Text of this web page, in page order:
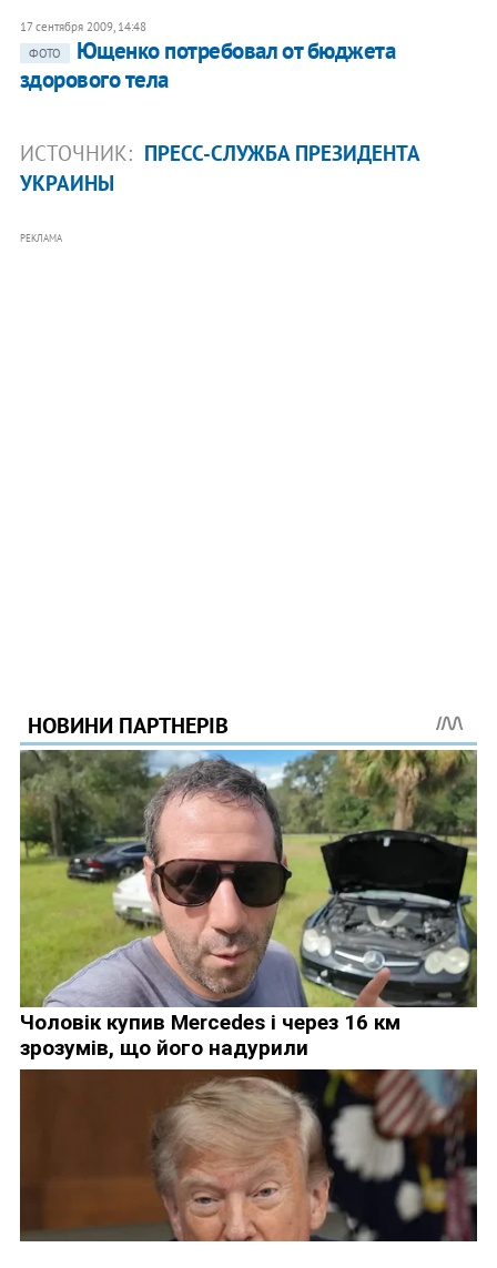
17 сентября 2009, 14:48
ФОТО
Ющенко потребовал от бюджета
здорового тела
ИСТОЧНИК: ПРЕСС-СЛУЖБА ПРЕЗИДЕНТА
УКРАИНЫ
РЕКЛАМА